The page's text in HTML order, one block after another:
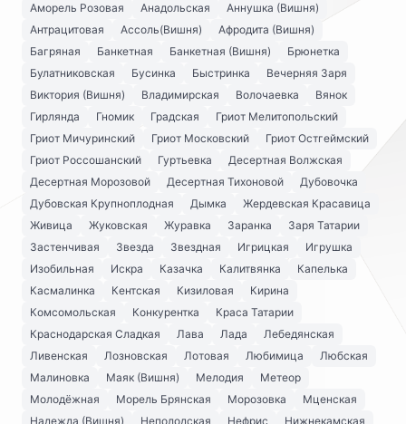
Аморель Розовая
Анадольская
Аннушка (Вишня)
Антрацитовая
Ассоль(Вишня)
Афродита (Вишня)
Багряная
Банкетная Банкетная (Вишня)
Брюнетка
Булатниковская
Бусинка Быстринка
Вечерняя Заря
Виктория (Вишня)
Владимирская Волочаевка
Вянок
Гирлянда
Гномик Градская
Гриот Мелитопольский
Гриот Мичуринский
Гриот Московский
Гриот Остгеймский
Гриот Россошанский
Гуртьевка
Десертная Волжская
Десертная Морозовой
Десертная Тихоновой
Дубовочка
Дубовская Крупноплодная
Дымка
Жердевская Красавица
Живица
Жуковская Журавка Заранка
Заря Татарии
Застенчивая
Звезда Звездная Игрицкая
Игрушка
Изобильная
Искра Казачка Калитвянка
Капелька
Касмалинка
Кентская Кизиловая
Кирина
Комсомольская
Конкурентка
Краса Татарии
Краснодарская Сладкая
Лава Лада
Лебедянская
Ливенская
Лозновская Лотовая Любимица
Любская
Малиновка
Маяк (Вишня) Мелодия
Метеор
Молодёжная
Морель Брянская Морозовка
Мценская
Надежда (Вишня)
Неполодская Нефрис
Нижнекамская